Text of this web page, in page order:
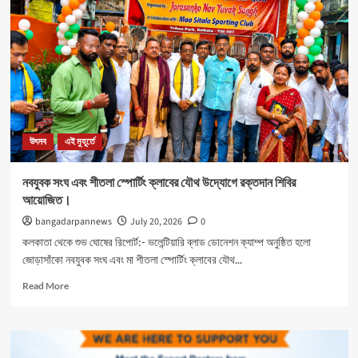
জন্য
বিশেষ
ক্যাম্পের
ব্যবস্থা।
উৎসব এই মুহূর্তে
নবযুবক সংঘ এবং শীতলা স্পোর্টিং ক্লাবের যৌথ উদ্যোগে রক্তদান শিবির
আয়োজিত।
bangadarpannews July 20, 2026
0
কলকাতা থেকে শুভ ঘোষের রিপোর্ট:- ভলেন্টিয়ারি ব্লাড ডোনেশন ক্যাম্প অনুষ্ঠিত হলো
জোড়াসাঁকো নবযুবক সংঘ এবং মা শীতলা স্পোর্টিং ক্লাবের যৌথ...
Read MoreRead
নবযুবক
সংঘ